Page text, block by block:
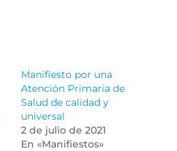
Manifiesto por una
Atención Primaria de
Salud de calidad y
universal
2 de julio de 2021
En «Manifiestos»